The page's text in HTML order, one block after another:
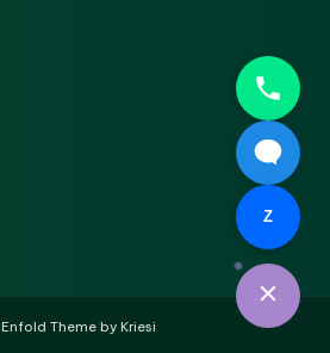
Enfold Theme by Kriesi
Z